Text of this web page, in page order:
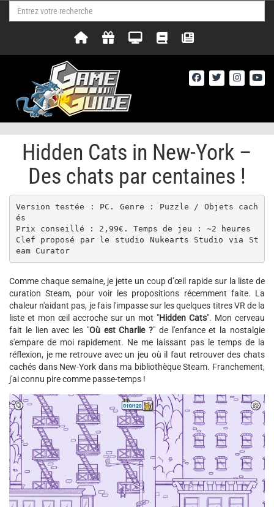
Hidden Cats in New-York –
Des chats par centaines !
Version testée : PC. Genre : Puzzle / Objets cach
és
Prix conseillé : 2,99€. Temps de jeu : ~2 heures
Clef proposé par le studio Nukearts Studio via St
eam Curator
Comme chaque semaine, je jette un coup d’œil rapide sur la liste de
curation Steam, pour voir les propositions récemment faite. La
chaleur n'aidant pas, je fais l'impasse sur les quelques titres VR de la
liste et mon œil accroche sur un mot "Hidden Cats". Mon cerveau
fait le lien avec les "Où est Charlie ?" de l'enfance et la nostalgie
s'empare de moi rapidement. Ne me laissant pas le temps de la
réflexion, je me retrouve avec un jeu où il faut retrouver des chats
cachés dans New-York dans ma bibliothèque Steam. Franchement,
j'ai connu pire comme passe-temps !